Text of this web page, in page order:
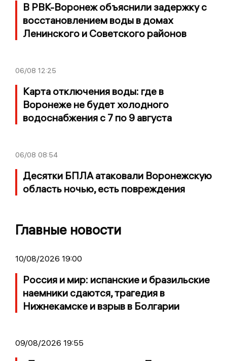
В РВК-Воронеж объяснили задержку с
восстановлением воды в домах
Ленинского и Советского районов
06/08 12:25
Карта отключения воды: где в
Воронеже не будет холодного
водоснабжения с 7 по 9 августа
06/08 08:54
Десятки БПЛА атаковали Воронежскую
область ночью, есть повреждения
Главные новости
10/08/2026 19:00
Россия и мир: испанские и бразильские
наемники сдаются, трагедия в
Нижнекамске и взрыв в Болгарии
09/08/2026 19:55